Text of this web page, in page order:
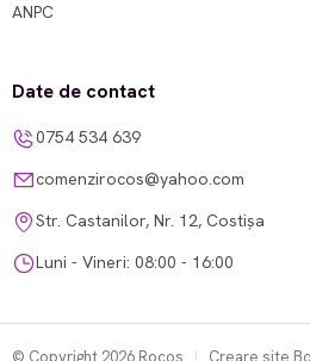
ANPC
Date de contact
0754 534 639
comenzirocos@yahoo.com
Str. Castanilor, Nr. 12, Costișa
Luni - Vineri: 08:00 - 16:00